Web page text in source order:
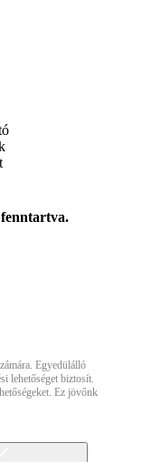
Egyedülálló
lehetőséget biztosít.
Ez jövőnk